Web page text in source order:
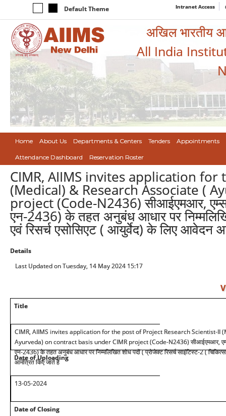
Default Theme Intranet Access
अखिल भारतीय
All India
Home About Us Departments & Centers Tenders Appointments
Attendance Dashboard Reservation Roster
CIMR, AIIMS invites application
(Medical) & Research Associate (
project (Code-N2436) सीआईएमआर, एम्स
एन-2436) के तहत अनुबंध आधार पर
एवं रिसर्च एसोसिएट ( आयुर्वेद) के लिए आवेदन
Details
Last Updated on Tuesday, 14 May 2024 15:17
Title
CIMR, AIIMS invites application for the post of Project Research Scientist-II
Ayurveda) on contract basis under CIMR project (Code-N2436)सीआईएमआर,
एन-2436) के तहत अनुबंध आधार पर निम्मलिखित शोध पदों(प्रोजेक्ट रिसर्च साइंटिस्ट-2 (
आमंत्रित किए जाते है
Date of Uploading
13-05-2024
Date of Closing